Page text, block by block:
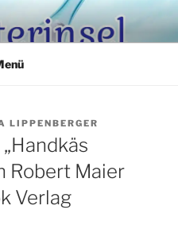
LIPPENBERGER
Robert Maier
Verlag